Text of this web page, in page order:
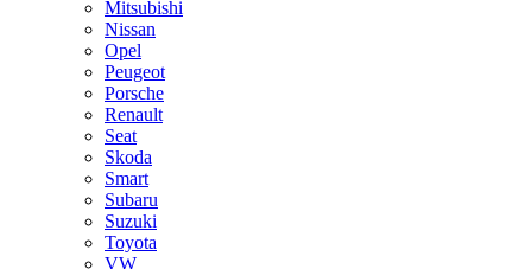
Mitsubishi
Nissan
Opel
Peugeot
Porsche
Renault
Seat
Skoda
Smart
Subaru
Suzuki
Toyota
VW